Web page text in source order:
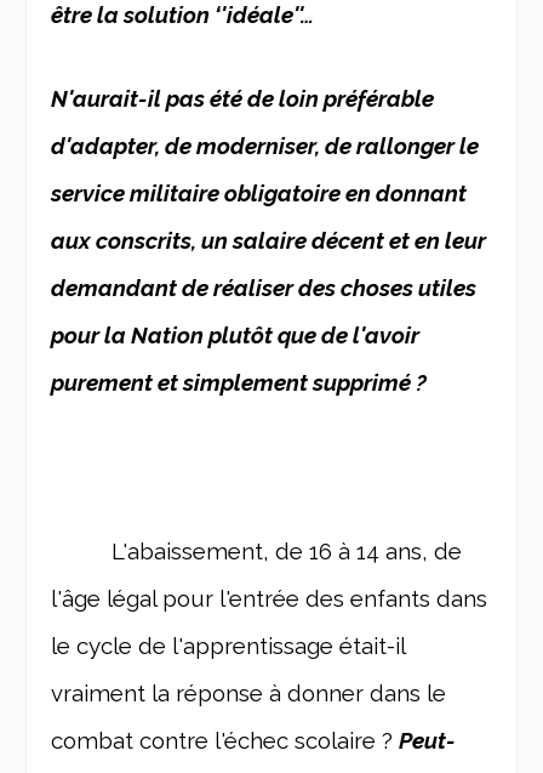
être la solution ‘'idéale''…
N'aurait-il pas été de loin préférable
d'adapter, de moderniser, de rallonger le
service militaire obligatoire en donnant
aux conscrits, un salaire décent et en leur
demandant de réaliser des choses utiles
pour la Nation plutôt que de l'avoir
purement et simplement supprimé ?
L'abaissement, de 16 à 14 ans, de
l'âge légal pour l'entrée des enfants dans
le cycle de l'apprentissage était-il
vraiment la réponse à donner dans le
combat contre l'échec scolaire ?Peut-